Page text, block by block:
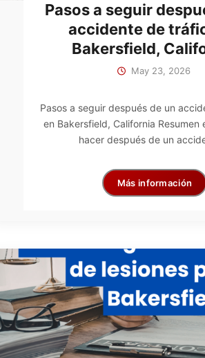
Pasos a seguir
accidente de
Bakersfield,
May 23, 2026
Pasos a seguir después de un
en Bakersfield, California Resumen
hacer después de un
Más información